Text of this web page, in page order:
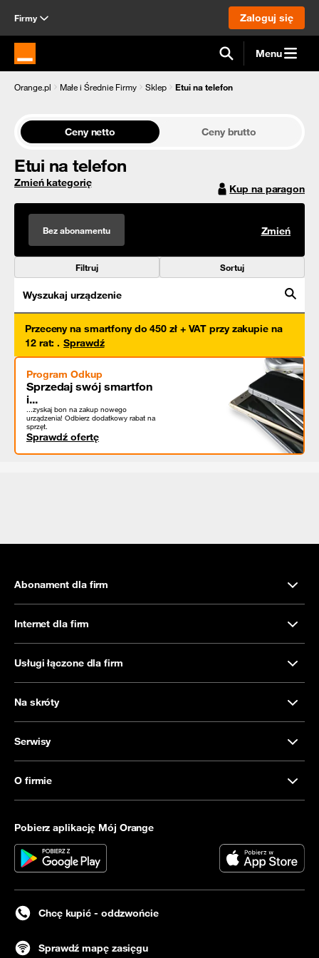
Firmy Zaloguj się
Strona główna Orange.pl Menu
Orange.pl Małe i Średnie Firmy Sklep Etui na telefon
Ceny netto Ceny brutto
Etui na telefon
Zmień kategorię Kup na paragon
Bez abonamentu Zmień
Filtruj Sortuj
Wyszukaj urządzenie
Przeceny na smartfony do 450 zł + VAT przy zakupie na
12 rat: . Sprawdź
Program Odkup
Sprzedaj swój smartfon
i...
...zyskaj bon na zakup nowego
urządzenia! Odbierz dodatkowy rabat na
sprzęt.
Sprawdź ofertę
Abonament dla firm
Internet dla firm
Usługi łączone dla firm
Na skróty
Serwisy
O firmie
Pobierz aplikację Mój Orange
Chcę kupić - oddzwońcie
Sprawdź mapę zasięgu